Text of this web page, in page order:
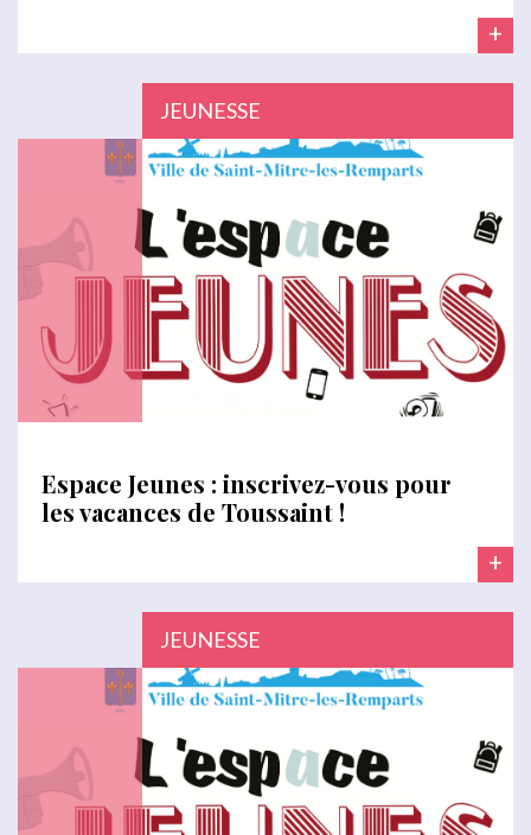
+
JEUNESSE
Espace Jeunes : inscrivez-vous pour
les vacances de Toussaint !
+
JEUNESSE